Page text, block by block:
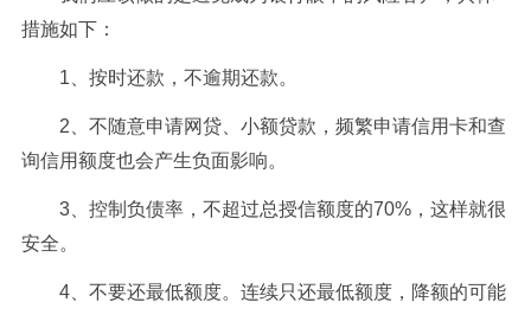
措施如下：
1、按时还款，不逾期还款。
2、不随意申请网贷、小额贷款，频繁申请信用卡和查
询信用额度也会产生负面影响。
3、控制负债率，不超过总授信额度的70%，这样就很
安全。
4、不要还最低额度。连续只还最低额度，降额的可能